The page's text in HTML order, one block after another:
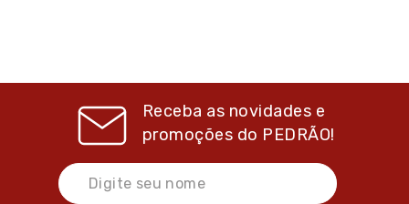
Receba as novidades e
promoções do PEDRÃO!